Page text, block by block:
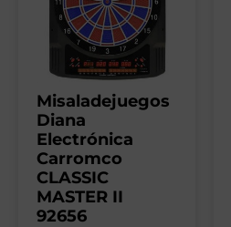
Misaladejuegos
Diana
Electrónica
Carromco
CLASSIC
MASTER II
92656